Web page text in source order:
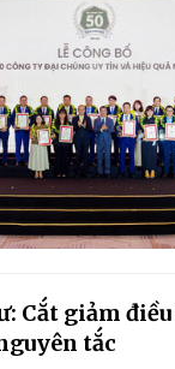
Cắt giảm
tắc